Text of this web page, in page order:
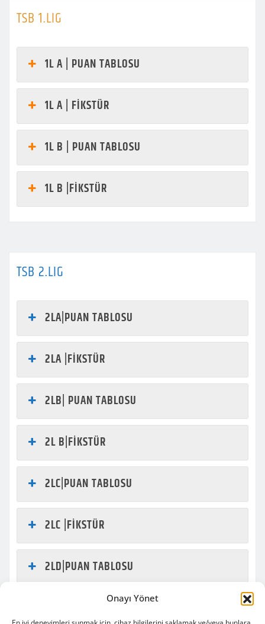
Onayı Yönet
TSB 1.LIG
1L A | PUAN TABLOSU
1L A | FİKSTÜR
1L B | PUAN TABLOSU
1L B |FİKSTÜR
TSB 2.LIG
2LA|PUAN TABLOSU
2LA |FİKSTÜR
2LB| PUAN TABLOSU
2L B|FİKSTÜR
2LC|PUAN TABLOSU
2LC |FİKSTÜR
2LD|PUAN TABLOSU